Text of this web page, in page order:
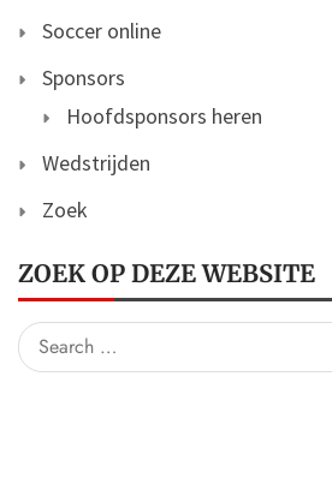
Soccer online
Sponsors
Hoofdsponsors heren
Wedstrijden
Zoek
ZOEK OP DEZE WEBSITE
Search
for: